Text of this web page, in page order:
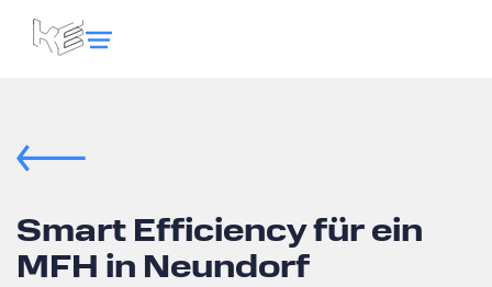
Smart Efficiency für ein
MFH in Neundorf